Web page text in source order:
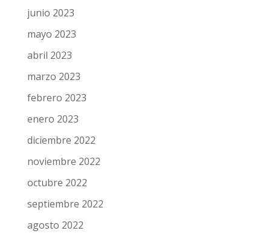
junio 2023
mayo 2023
abril 2023
marzo 2023
febrero 2023
enero 2023
diciembre 2022
noviembre 2022
octubre 2022
septiembre 2022
agosto 2022